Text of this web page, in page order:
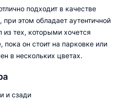
подходит в качестве
этом обладает аутентичной
тех, которыми хочется
пока он стоит на парковке или
в нескольких цветах.
и сзади